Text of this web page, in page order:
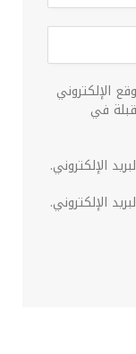
الإلكتروني
في
الإلكتروني.
الإلكتروني.